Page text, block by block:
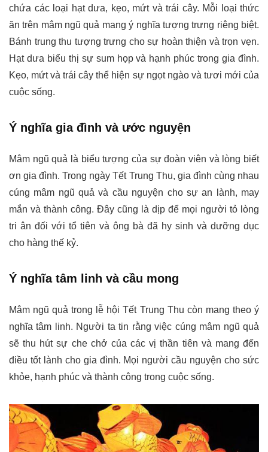
chứa các loại hạt dưa, kẹo, mứt và trái cây. Mỗi loại thức
ăn trên mâm ngũ quả mang ý nghĩa tượng trưng riêng biệt.
Bánh trung thu tượng trưng cho sự hoàn thiện và trọn vẹn.
Hạt dưa biểu thị sự sum họp và hạnh phúc trong gia đình.
Kẹo, mứt và trái cây thể hiện sự ngọt ngào và tươi mới của
cuộc sống.
Ý nghĩa gia đình và ước nguyện
Mâm ngũ quả là biểu tượng của sự đoàn viên và lòng biết
ơn gia đình. Trong ngày Tết Trung Thu, gia đình cùng nhau
cúng mâm ngũ quả và cầu nguyện cho sự an lành, may
mắn và thành công. Đây cũng là dịp để mọi người tỏ lòng
tri ân đối với tổ tiên và ông bà đã hy sinh và dưỡng dục
cho hàng thế kỷ.
Ý nghĩa tâm linh và cầu mong
Mâm ngũ quả trong lễ hội Tết Trung Thu còn mang theo ý
nghĩa tâm linh. Người ta tin rằng việc cúng mâm ngũ quả
sẽ thu hút sự che chở của các vị thần tiên và mang đến
điều tốt lành cho gia đình. Mọi người cầu nguyện cho sức
khỏe, hạnh phúc và thành công trong cuộc sống.